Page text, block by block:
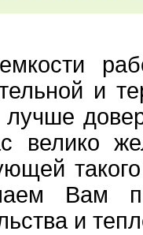
и
лучше
велико
Вам
и